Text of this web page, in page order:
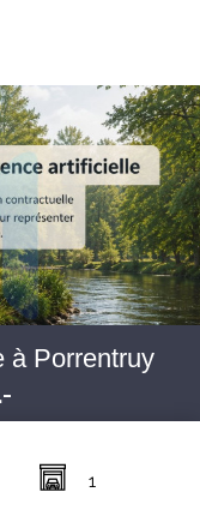
à Porrentruy
1